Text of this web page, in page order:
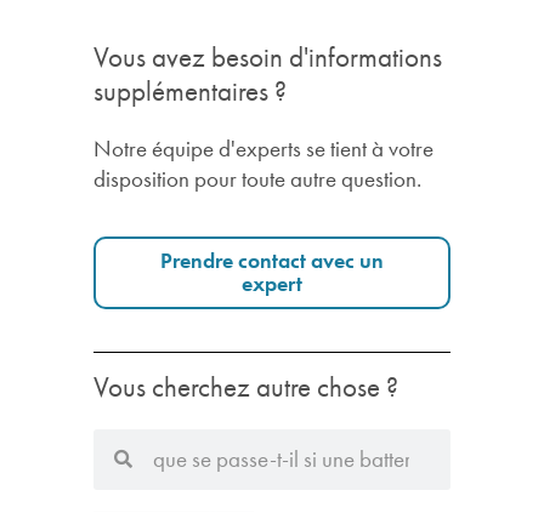
Vous avez besoin d'informations
supplémentaires ?
Notre équipe d'experts se tient à votre
disposition pour toute autre question.
Prendre contact avec un
expert
Vous cherchez autre chose ?